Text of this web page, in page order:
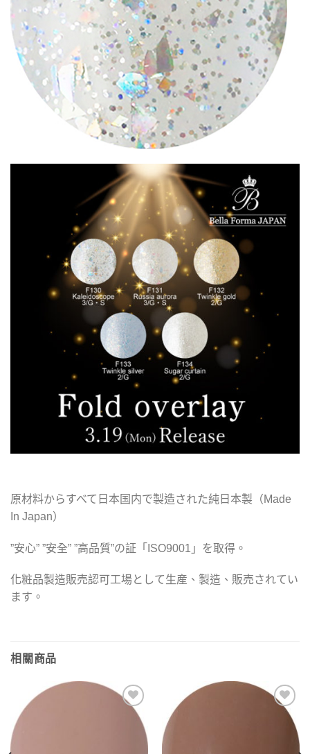
原材料からすべて日本国内で製造された純日本製（Made
In Japan）
”安心” ”安全” ”高品質”の証「ISO9001」を取得。
化粧品製造販売認可工場として生産、製造、販売されてい
ます。
相關商品
加入
加入